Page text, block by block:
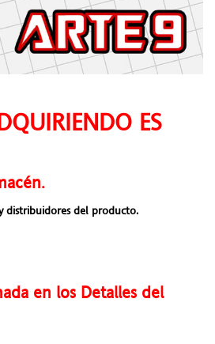
ES
distribuidores del producto.
en los Detalles del